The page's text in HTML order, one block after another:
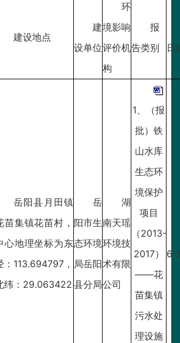
建设地点
建
设单位
环
境影响
评价机
构
报
告类别
日
岳阳县月田镇
苗集镇花苗村，
心地理坐标为东
：113.694797，
纬：29.063422
岳
阳市生
态环境
局岳阳
县分局
湖
南天瑶
环境技
术有限
公司
1、（报
批）铁
山水库
生态环
境保护
项目
（2013-
2017）
——花
苗集镇
污水处
理设施
6-